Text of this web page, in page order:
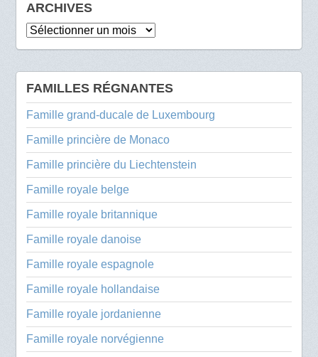
ARCHIVES
Archives
FAMILLES RÉGNANTES
Famille grand-ducale de Luxembourg
Famille princière de Monaco
Famille princière du Liechtenstein
Famille royale belge
Famille royale britannique
Famille royale danoise
Famille royale espagnole
Famille royale hollandaise
Famille royale jordanienne
Famille royale norvégienne